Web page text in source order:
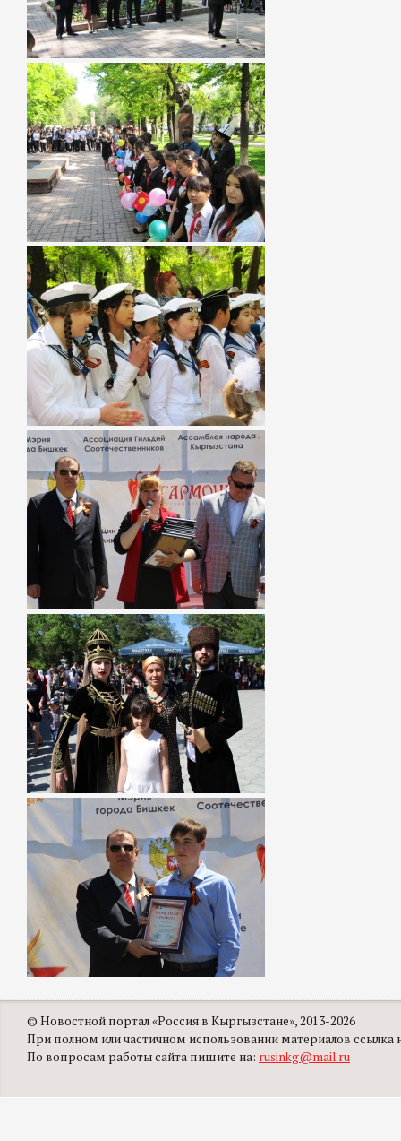
© Новостной портал «Россия в Кыргызстане», 2013-2026
При полном или частичном использовании материалов ссылка
По вопросам работы сайта пишите на: rusinkg@mail.ru